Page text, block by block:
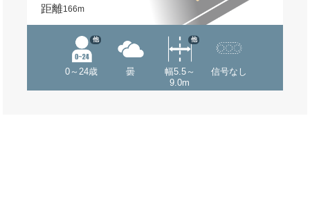
距離166m
0～24歳
他
曇
幅5.5～
9.0m
他
信号なし